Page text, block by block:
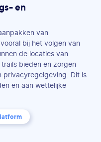
en
van
bij het volgen van
de locaties van
bieden en zorgen
privacyregelgeving. Dit is
en aan wettelijke